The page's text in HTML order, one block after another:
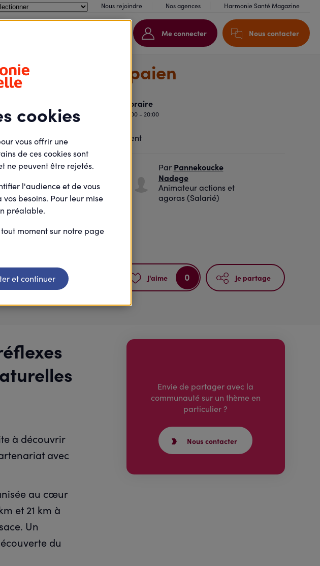
Me connecter Nous contacter
Nous rejoindre Nos agences Harmonie Santé Magazine
: Trail du mur paien
Espace du parc Adam
Rue des Alcines
Horaire
17:00 - 20:00
ParIllyana Dietsch
agoras (Salarié)
Par Pannekoucke
Nadege
Animateur actions et
agoras (Salarié)
0 / 100participant(s)
Je participe J'aime 0 Je partage
à découvrir
avec
au cœur
et 21 km à
Un
du
Envie de partager avec la
communauté sur un thème en
particulier ?
Nous contacter
cookies
vous offrir une
de ces cookies sont
ne peuvent être rejetés.
l'audience et de vous
besoins. Pour leur mise
préalable.
moment sur notre page
et continuer